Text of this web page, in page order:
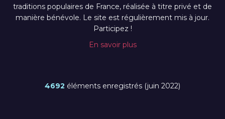
traditions populaires de France, réalisée à titre privé et de
manière bénévole. Le site est régulièrement mis à jour.
Participez !
En savoir plus
4692 éléments enregistrés (juin 2022)